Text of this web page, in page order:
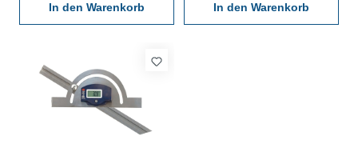
22 x 3 mm Abmessung (B x
L): 120 x 150 mm
In den Warenkorb
22 x 3 mm Abmessung (B x
L): 150 x 300 mm
In den Warenkorb